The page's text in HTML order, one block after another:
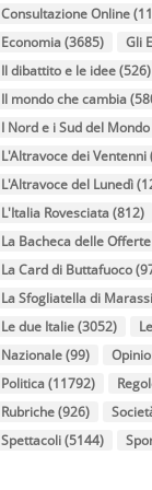
Consultazione Online
Economia(3685) Gli
Il dibattito e le idee(526)
Il mondo che cambia
I Nord e i Sud del Mondo
L'Altravoce dei Ventenni
L'Altravoce del Lunedì
L'Italia Rovesciata(812)
La Bacheca delle Offerte
La Card di Buttafuoco
La Sfogliatella di Marassi
Le due Italie(3052)
Nazionale(99)
Politica(11792)
Rubriche(926)
Spettacoli(5144)